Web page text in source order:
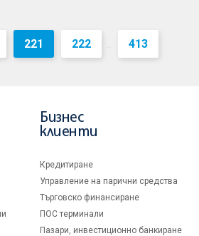
221 222 ... 413
Бизнес
клиенти
Кредитиране
Управление на парични средства
Търговско финансиране
ПОС терминали
Пазари, инвестиционно банкиране